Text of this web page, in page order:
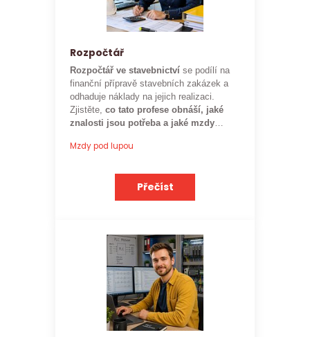
Rozpočtář
Rozpočtář ve stavebnictví se podílí na
finanční přípravě stavebních zakázek a
odhaduje náklady na jejich realizaci.
Zjistěte, co tato profese obnáší, jaké
znalosti jsou potřeba a jaké mzdy
očekávat.
Mzdy pod lupou
Přečíst